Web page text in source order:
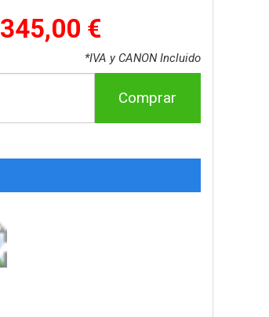
345,00 €
*IVA y CANON Incluido
Comprar